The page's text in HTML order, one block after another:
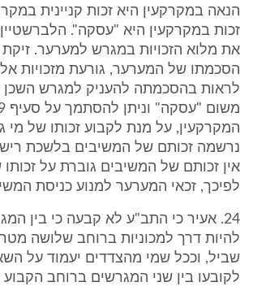
הנאה במקרקעין היא זכות קניינית
זכות במקרקעין היא "עסקה".
את מלוא הזכויות במגרש למערער.
הסכמתו של המערער, גורעת מזכויות
לראות בהסכמתה להעניק למגרש השכן
המקרקעין, על מנת לקבוע זכותו של מי
נרשמה זכותם של המשיבים בלשכת
אין זכותם של המשיבים גוברת על
לפיכך, זכאי המערער למנוע כניסת
24. אעיר כי התב"ע לא קבעה כי בין
להיות דרך למכוניות ברוחב שלושה
שביל, וככל שמי מהצדדים יעמוד על
לקובעו בין שני המגרשים ברוחב